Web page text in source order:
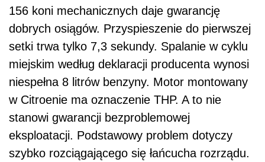
156 koni mechanicznych daje gwarancję
dobrych osiągów. Przyspieszenie do pierwszej
setki trwa tylko 7,3 sekundy. Spalanie w cyklu
miejskim według deklaracji producenta wynosi
niespełna 8 litrów benzyny. Motor montowany
w Citroenie ma oznaczenie THP. A to nie
stanowi gwarancji bezproblemowej
eksploatacji. Podstawowy problem dotyczy
szybko rozciągającego się łańcucha rozrządu.